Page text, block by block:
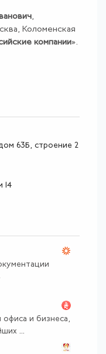
,
Коломенская
компании».
63Б, строение 2
14
и бизнеса,
...